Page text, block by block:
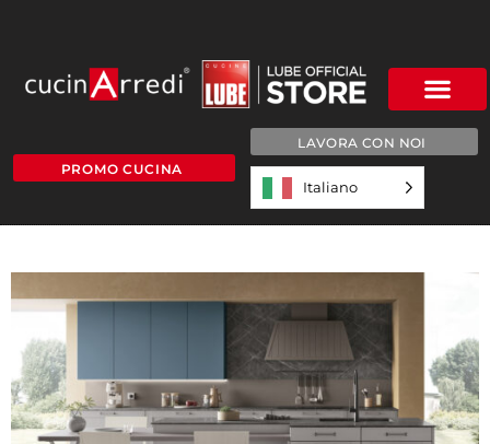
PROMO CUCINA
LAVORA CON NOI
Italiano